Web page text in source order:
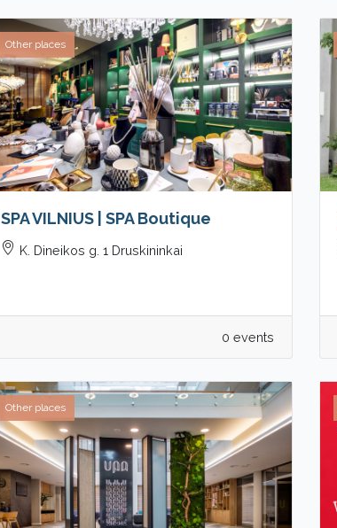
Other places
SPA VILNIUS | SPA Boutique
K. Dineikos g. 1 Druskininkai
0 events
Other places